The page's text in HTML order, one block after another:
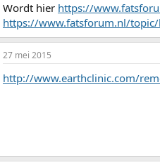
Wordt hier https://
https://www.fatsforum.nl/
27 mei 2015
http://www.earthclinic.com/